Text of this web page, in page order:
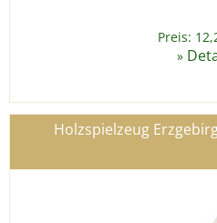
Preis:
»
Holzspielzeug